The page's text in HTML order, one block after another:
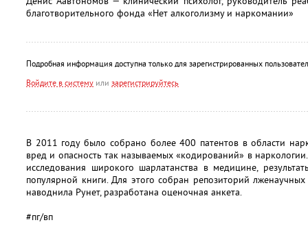
благотворительного фонда «Нет алкоголизму и наркомании»
Подробная информация доступна только для зарегистрированных
Войдите в систему или зарегистрируйтесь
В 2011 году было собрано более 400 патентов в области
вред и опасность так называемых «кодирований» в
исследования широкого шарлатанства в медицине,
популярной книги. Для этого собран репозиторий
наводнила Рунет, разработана оценочная анкета.
#пг/вп